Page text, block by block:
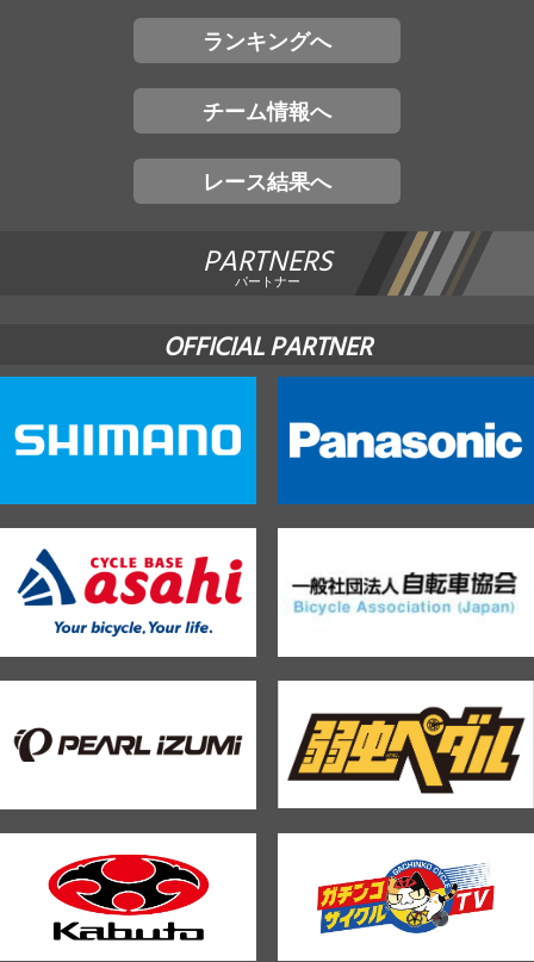
ランキングへ
チーム情報へ
レース結果へ
PARTNERS
パートナー
OFFICIAL PARTNER